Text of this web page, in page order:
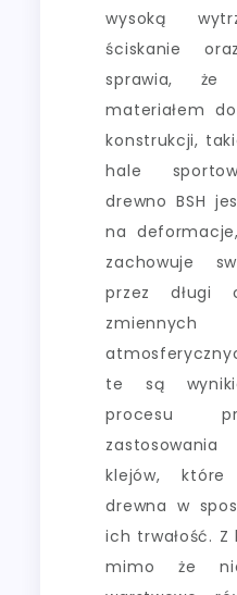
wysoką
ściskanie
sprawia, że
materiałem
konstrukcji,
hale
drewno BSH
na
zachowuje
przez długi
te są
procesu
klejów, które
drewna w
ich trwałość. Z
mimo że